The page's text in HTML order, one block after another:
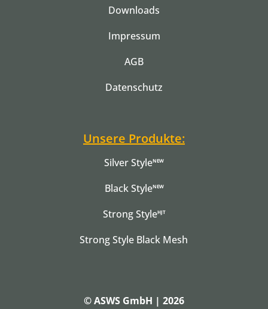
Downloads
Impressum
AGB
Datenschutz
Unsere Produkte:
Silver StyleNEW
Black StyleNEW
Strong StyleHJT
Strong Style Black Mesh
© ASWS GmbH | 2026